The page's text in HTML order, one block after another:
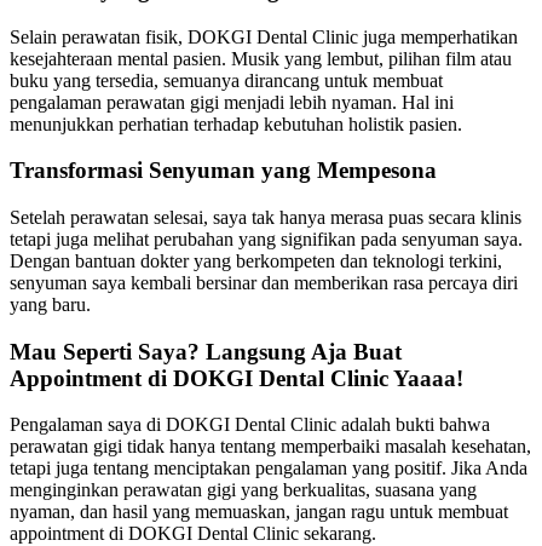
Selain perawatan fisik, DOKGI Dental Clinic juga memperhatikan
kesejahteraan mental pasien. Musik yang lembut, pilihan film atau
buku yang tersedia, semuanya dirancang untuk membuat
pengalaman perawatan gigi menjadi lebih nyaman. Hal ini
menunjukkan perhatian terhadap kebutuhan holistik pasien.
Transformasi Senyuman yang Mempesona
Setelah perawatan selesai, saya tak hanya merasa puas secara klinis
tetapi juga melihat perubahan yang signifikan pada senyuman saya.
Dengan bantuan dokter yang berkompeten dan teknologi terkini,
senyuman saya kembali bersinar dan memberikan rasa percaya diri
yang baru.
Mau Seperti Saya? Langsung Aja Buat
Appointment di DOKGI Dental Clinic Yaaaa!
Pengalaman saya di DOKGI Dental Clinic adalah bukti bahwa
perawatan gigi tidak hanya tentang memperbaiki masalah kesehatan,
tetapi juga tentang menciptakan pengalaman yang positif. Jika Anda
menginginkan perawatan gigi yang berkualitas, suasana yang
nyaman, dan hasil yang memuaskan, jangan ragu untuk membuat
appointment di DOKGI Dental Clinic sekarang.